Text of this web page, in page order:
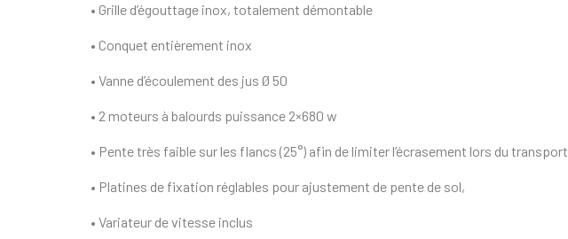
• Grille d’égouttage inox, totalement démontable
• Conquet entièrement inox
• Vanne d’écoulement des jus Ø 50
• 2 moteurs à balourds puissance 2×680 w
• Pente très faible sur les flancs (25°) afin de limiter l’écrasement lors du transport
• Platines de fixation réglables pour ajustement de pente de sol,
• Variateur de vitesse inclus